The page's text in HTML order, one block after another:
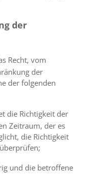
der
Recht, vom
der
der folgenden
die Richtigkeit der
Zeitraum, der es
die Richtigkeit
und die betroffene